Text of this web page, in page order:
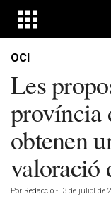
OCI
Les
província
obtenen
valoració
Por Redacció - 3 de juliol de